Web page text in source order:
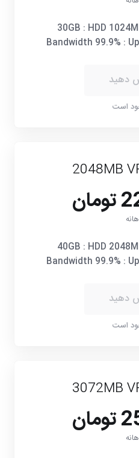
30GB : HDD
Bandwidth 99.9% :
دهید
2048MB
40GB : HDD
Bandwidth 99.9% :
دهید
3072MB